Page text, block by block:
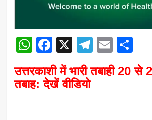
WhatsApp
Facebook
X Telegram
Email
उत्तरकाशी में भारी तबाही 20 से
तबाह: देखें वीडियो